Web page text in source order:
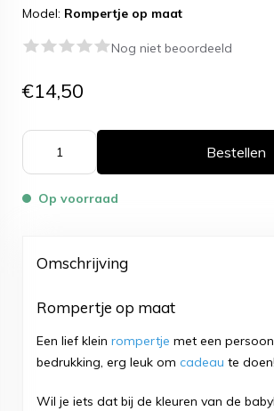
Model: Rompertje op maat
Nog niet beoordeeld
€14,50
Bestellen
Op voorraad
Omschrijving
Rompertje op maat
Een lief klein rompertje met een
bedrukking, erg leuk om cadeau te doen!
Wil je iets dat bij de kleuren van de